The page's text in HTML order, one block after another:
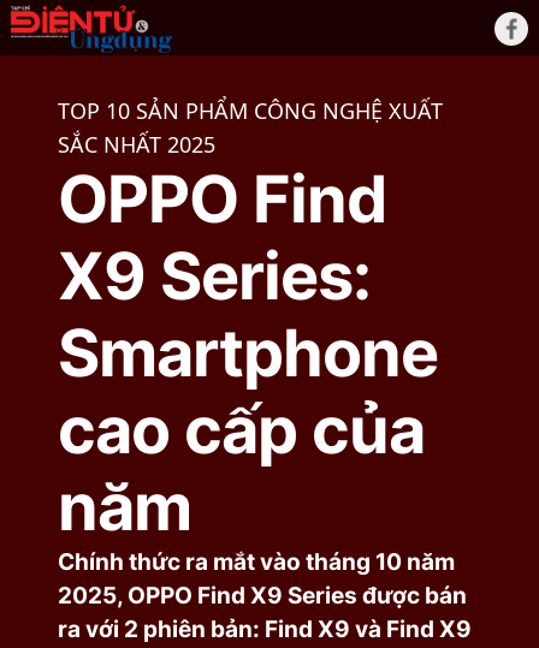
TOP 10 SẢN PHẨM CÔNG NGHỆ XUẤT
SẮC NHẤT 2025
OPPO Find
X9 Series:
Smartphone
cao cấp của
năm
Chính thức ra mắt vào tháng 10 năm
2025, OPPO Find X9 Series được bán
ra với 2 phiên bản: Find X9 và Find X9